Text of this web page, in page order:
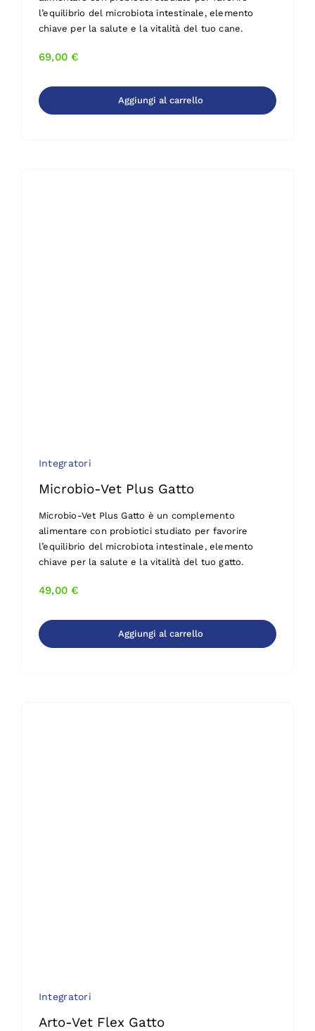
l’equilibrio del microbiota intestinale, elemento
chiave per la salute e la vitalità del tuo cane.
69,00€
Aggiungi al carrello
Integratori
Microbio-Vet Plus Gatto
Microbio-Vet Plus Gatto è un complemento
alimentare con probiotici studiato per favorire
l’equilibrio del microbiota intestinale, elemento
chiave per la salute e la vitalità del tuo gatto.
49,00€
Aggiungi al carrello
Integratori
Arto-Vet Flex Gatto